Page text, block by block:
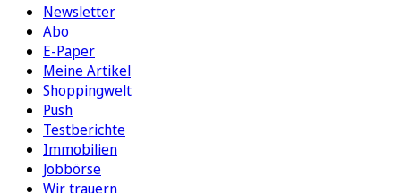
Newsletter
Abo
E-Paper
Meine Artikel
Shoppingwelt
Push
Testberichte
Immobilien
Jobbörse
Wir trauern